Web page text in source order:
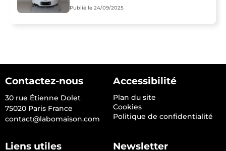
Publié le 24/09/2025
Contactez-nous
30 rue Étienne Dolet
75020 Paris France
contact@labomaison.com
Accessibilité
Plan du site
Cookies
Politique de confidentialité
Liens utiles Newsletter